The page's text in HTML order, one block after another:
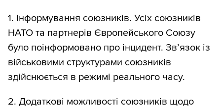
1. Інформування союзників. Усіх союзників
НАТО та партнерів Європейського Союзу
було поінформовано про інцидент. Зв’язок із
військовими структурами союзників
здійснюється в режимі реального часу.
2. Додаткові можливості союзників щодо